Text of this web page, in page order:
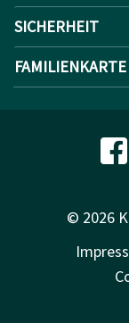
SICHERHEIT
FAMILIENKARTE
© 2026